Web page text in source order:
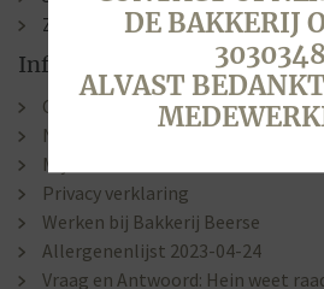
Zuid-Scharwoude
Informatie
Contact & Openingstijden
Nieuws
Mijn account
Privacy verklaring
Werken bij Bakkerij Beerse
Allergenenlijst 2023-04-24
Vraag en Antwoord: Hein weet
DE BAKKERIJ
3030348
ALVAST